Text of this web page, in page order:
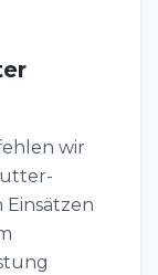
wir
Einsätzen